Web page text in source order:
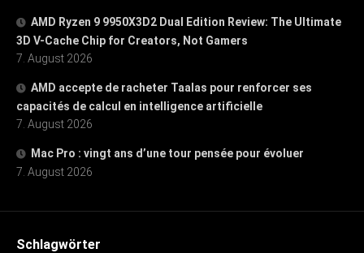
AMD Ryzen 9 9950X3D2 Dual Edition Review: The Ultimate
3D V-Cache Chip for Creators, Not Gamers
7. August 2026
AMD accepte de racheter Taalas pour renforcer ses
capacités de calcul en intelligence artificielle
7. August 2026
Mac Pro : vingt ans d’une tour pensée pour évoluer
7. August 2026
Schlagwörter